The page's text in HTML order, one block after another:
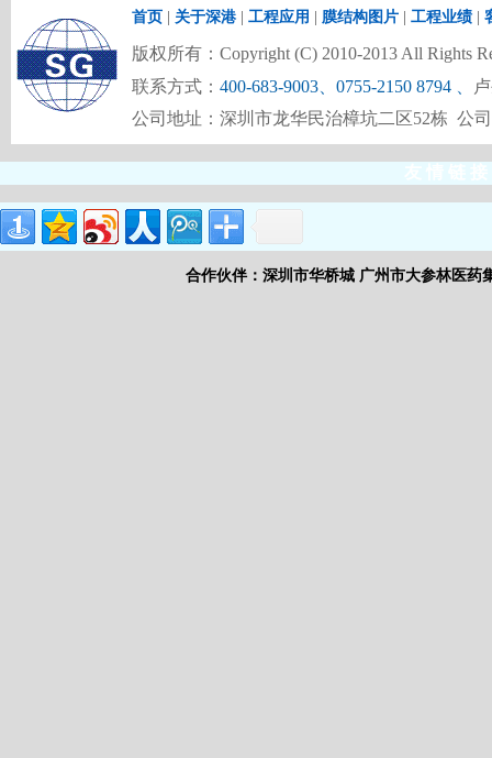
首页 关于深港 |工程应用 膜结构图片 |工程业绩|
版权所有：Copyright (C) 2010-2013 All Rights
联系方式：400-683-9003、0755-2150 8794
公司地址：深圳市龙华民治樟坑二区52栋 公
合作伙伴： 深圳市华桥城 广州市大参林医药